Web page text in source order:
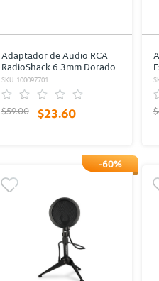
Adaptador de Audio RCA
RadioShack 6.3mm Dorado
SKU: 100097701
$59.00 $23.60
-60%